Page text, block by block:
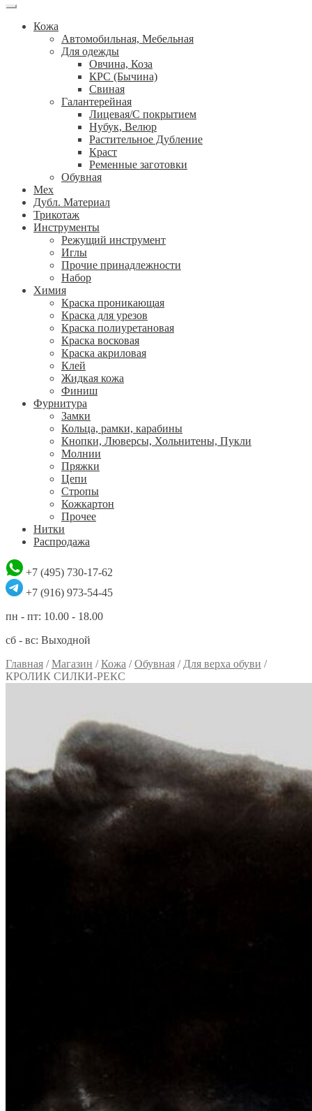
Кожа
Автомобильная, Мебельная
Для одежды
Овчина, Коза
КРС (Бычина)
Свиная
Галантерейная
Лицевая/С покрытием
Нубук, Велюр
Растительное Дубление
Краст
Ременные заготовки
Обувная
Мех
Дубл. Материал
Трикотаж
Инструменты
Режущий инструмент
Иглы
Прочие принадлежности
Набор
Химия
Краска проникающая
Краска для урезов
Краска полиуретановая
Краска восковая
Краска акриловая
Клей
Жидкая кожа
Финиш
Фурнитура
Замки
Кольца, рамки, карабины
Кнопки, Люверсы, Хольнитены, Пукли
Молнии
Пряжки
Цепи
Стропы
Кожкартон
Прочее
Нитки
Распродажа
+7 (495) 730-17-62
+7 (916) 973-54-45
пн - пт: 10.00 - 18.00
сб - вс: Выходной
Главная /Магазин /Кожа /Обувная / Для верха обуви /
КРОЛИК СИЛКИ-РЕКС